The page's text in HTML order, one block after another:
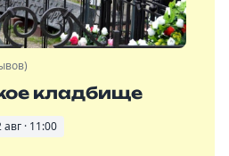
кладбище
авг · 11:00